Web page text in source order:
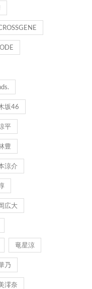
坂46
平
豊
涼介
広大
竜星涼
乃
澪奈